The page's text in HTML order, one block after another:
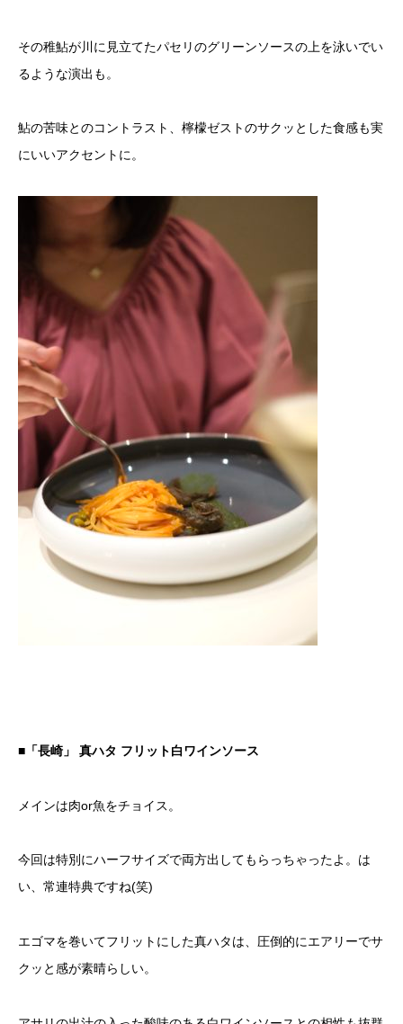
その稚鮎が川に見立てたパセリのグリーンソースの上を泳いでい
るような演出も。
鮎の苦味とのコントラスト、檸檬ゼストのサクッとした食感も実
にいいアクセントに。
■「長崎」 真ハタ フリット白ワインソース
メインは肉or魚をチョイス。
今回は特別にハーフサイズで両方出してもらっちゃったよ。は
い、常連特典ですね(笑)
エゴマを巻いてフリットにした真ハタは、圧倒的にエアリーでサ
クッと感が素晴らしい。